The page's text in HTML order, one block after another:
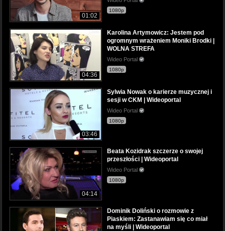
01:02
1080p
04:36
Karolina Artymowicz: Jestem pod
ogromnym wrażeniem Moniki Brodki |
WOLNA STREFA
Wideo Portal
1080p
03:46
Sylwia Nowak o karierze muzycznej i
sesji w CKM | Wideoportal
Wideo Portal
1080p
04:14
Beata Kozidrak szczerze o swojej
przeszłości | Wideoportal
Wideo Portal
1080p
Dominik Doliński o rozmowie z
Piaskiem: Zastanawiam się co miał
na myśli | Wideoportal